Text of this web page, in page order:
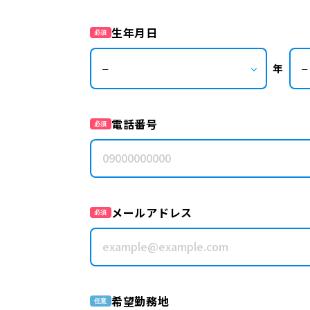
必須 生年月日
年
必須 電話番号
必須 メールアドレス
任意 希望勤務地